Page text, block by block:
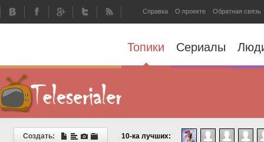
Справка О проекте Обратная связь
Топики Сериалы
Создать: 10-ка лучших: